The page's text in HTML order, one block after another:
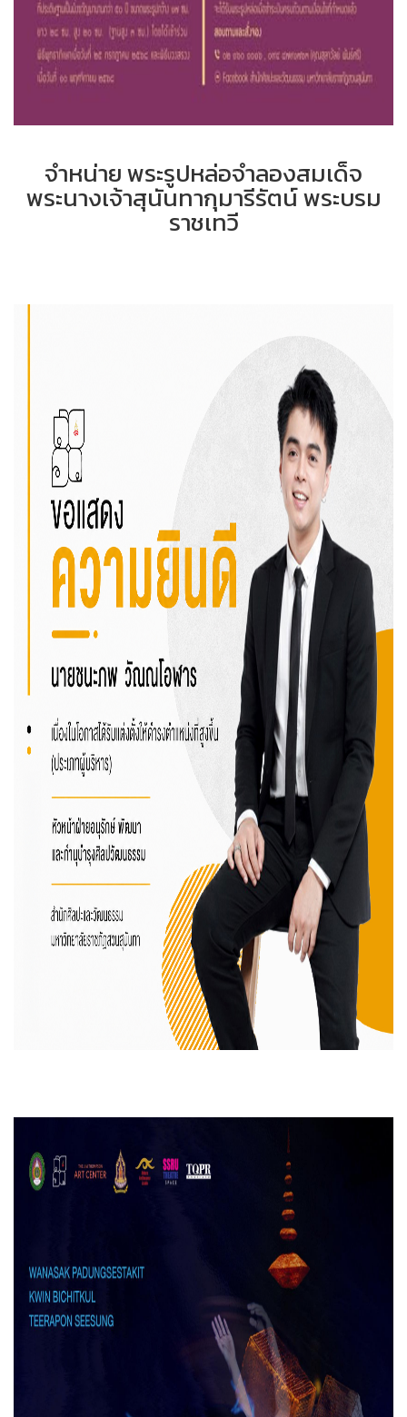
จำหน่าย พระรูปหล่อจำลองสมเด็จ
พระนางเจ้าสุนันทากุมารีรัตน์ พระบรม
ราชเทวี